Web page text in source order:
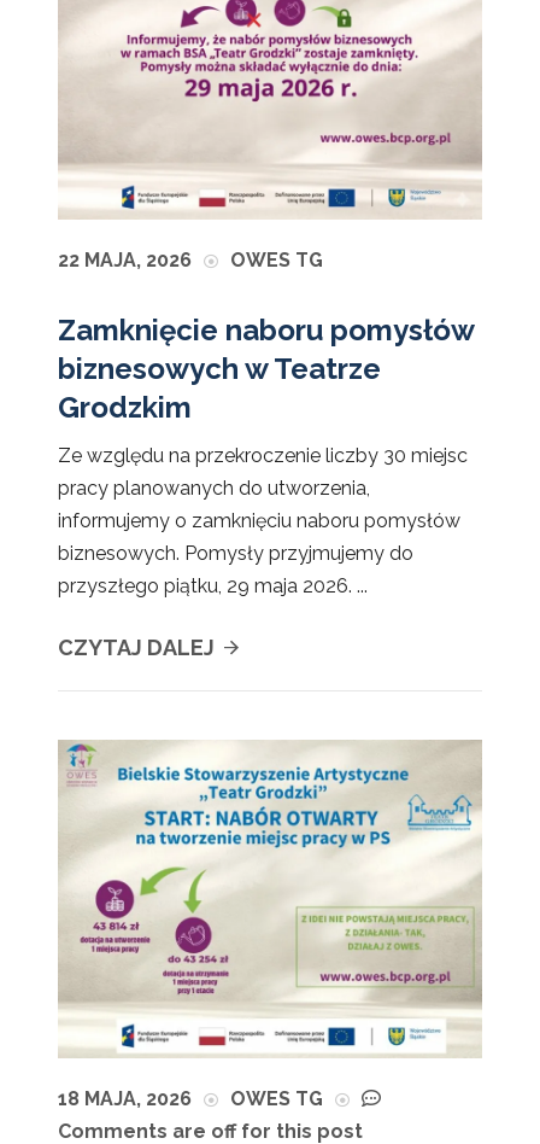
22 MAJA, 2026 OWES TG
Zamknięcie naboru pomysłów
biznesowych w Teatrze
Grodzkim
Ze względu na przekroczenie liczby 30 miejsc
pracy planowanych do utworzenia,
informujemy o zamknięciu naboru pomysłów
biznesowych. Pomysły przyjmujemy do
przyszłego piątku, 29 maja 2026. ...
CZYTAJ DALEJ
18 MAJA, 2026
OWES TG
Comments are off for this post